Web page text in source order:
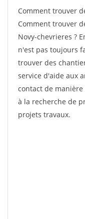
Comment trouver
Comment trouver
Novy-chevrieres ?
n'est pas toujours
trouver des
service d'aide aux
contact de
à la recherche de
projets travaux.